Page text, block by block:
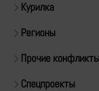
Курилка
Регионы
Прочие конфликты
Спецпроекты